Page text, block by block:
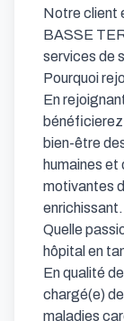
Notre client
BASSE
services de
Pourquoi
En
bien-être
humaines
motivantes
enrichissant.
Quelle
hôpital en
En qualité
chargé(e)
maladies